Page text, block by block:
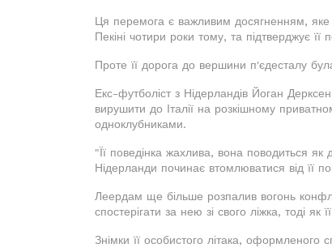
Ця перемога є важливим досягненням, яке
Пекіні чотири роки тому, та підтверджує її
Проте її дорога до вершини п'єдесталу
Екс-футболіст з Нідерландів Йоган
вирушити до Італії на розкішному
одноклубниками.
"Її поведінка жахлива, вона поводиться
Нідерланди починає втомлюватися від її
Леердам ще більше розпалив вогонь
спостерігати за нею зі свого ліжка, тоді
Знімки її особистого літака,